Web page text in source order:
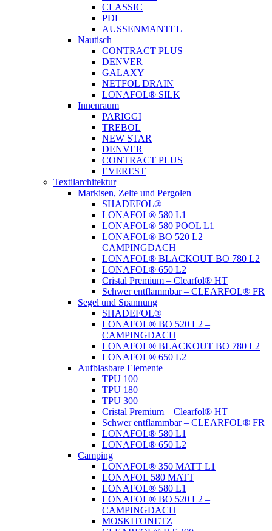
CLASSIC
PDL
AUSSENMANTEL
Nautisch
CONTRACT PLUS
DENVER
GALAXY
NETFOL DRAIN
LONAFOL® SILK
Innenraum
PARIGGI
TREBOL
NEW STAR
DENVER
CONTRACT PLUS
EVEREST
Textilarchitektur
Markisen, Zelte und Pergolen
SHADEFOL®
LONAFOL® 580 L1
LONAFOL® 580 POOL L1
LONAFOL® BO 520 L2 –
CAMPINGDACH
LONAFOL® BLACKOUT BO 780 L2
LONAFOL® 650 L2
Cristal Premium – Clearfol® HT
Schwer entflammbar – CLEARFOL® FR
Segel und Spannung
SHADEFOL®
LONAFOL® BO 520 L2 –
CAMPINGDACH
LONAFOL® BLACKOUT BO 780 L2
LONAFOL® 650 L2
Aufblasbare Elemente
TPU 100
TPU 180
TPU 300
Cristal Premium – Clearfol® HT
Schwer entflammbar – CLEARFOL® FR
LONAFOL® 580 L1
LONAFOL® 650 L2
Camping
LONAFOL® 350 MATT L1
LONAFOL 580 MATT
LONAFOL® 580 L1
LONAFOL® BO 520 L2 –
CAMPINGDACH
MOSKITONETZ